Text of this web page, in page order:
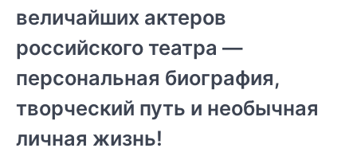
величайших актеров
российского театра —
персональная биография,
творческий путь и необычная
личная жизнь!